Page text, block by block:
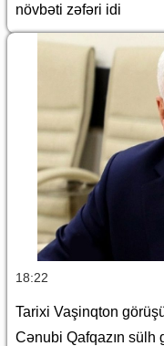
növbəti zəfəri idi
18:22
Tarixi Vaşinqton
Cənubi Qafqazın